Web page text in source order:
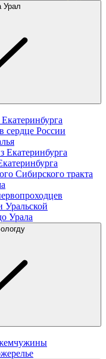
Урал
сердце России
Екатеринбурга
Сибирского тракта
Уральской
Урала